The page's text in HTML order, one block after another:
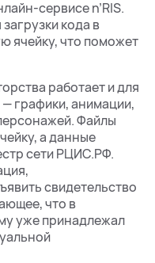
сервисе n’RIS.
кода в
что поможет
работает и для
графики, анимации,
Файлы
а данные
сети РЦИС.РФ.
свидетельство
что в
уже принадлежал